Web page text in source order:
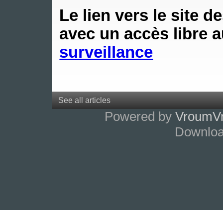
Le lien vers le site
avec un accès libre
surveillance
See all articles
Powered by